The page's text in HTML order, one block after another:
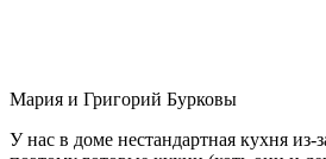
Мария и Григорий Бурковы
У нас в доме нестандартная кухня из-